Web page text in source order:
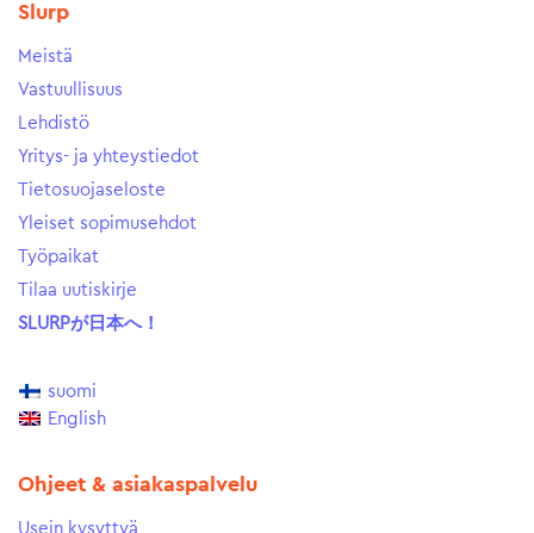
Slurp
Meistä
Vastuullisuus
Lehdistö
Yritys- ja yhteystiedot
Tietosuojaseloste
Yleiset sopimusehdot
Työpaikat
Tilaa uutiskirje
SLURPが日本へ！
suomi
English
Ohjeet & asiakaspalvelu
Usein kysyttyä